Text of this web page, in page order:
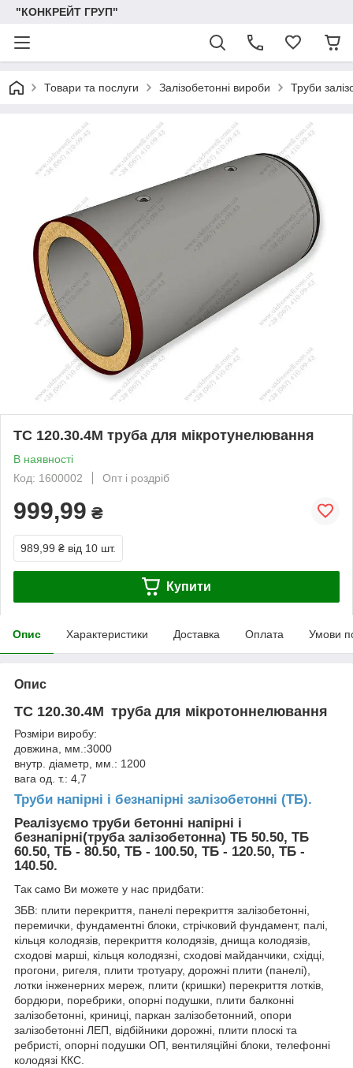
"КОНКРЕЙТ ГРУП"
Товари та послуги Залізобетонні вироби Труби
ТС 120.30.4М труба для мікротунелювання
В наявності
Код: 1600002
Опт і роздріб
999,99 ₴
989,99 ₴ від 10 шт.
Купити
Опис Характеристики Доставка Оплата Умови
Опис
ТС 120.30.4М труба для мікротоннелювання
Розміри виробу:
довжина, мм.:3000
внутр. діаметр, мм.: 1200
вага од. т.: 4,7
Труби напірні і безнапірні залізобетонні (ТБ).
Реалізуємо труби бетонні напірні і
безнапірні(труба залізобетонна) ТБ 50.50, ТБ
60.50, ТБ - 80.50, ТБ - 100.50, ТБ - 120.50, ТБ -
140.50.
Так само Ви можете у нас придбати:
ЗБВ: плити перекриття, панелі перекриття залізобетонні,
перемички, фундаментні блоки, стрічковий фундамент, палі,
кільця колодязів, перекриття колодязів, днища колодязів,
сходові марші, кільця колодязні, сходові майданчики, східці,
прогони, ригеля, плити тротуару, дорожні плити (панелі),
лотки інженерних мереж, плити (кришки) перекриття лотків,
бордюри, поребрики, опорні подушки, плити балконні
залізобетонні, криниці, паркан залізобетонний, опори
залізобетонні ЛЕП, відбійники дорожні, плити плоскі та
ребристі, опорні подушки ОП, вентиляційні блоки, телефонні
колодязі ККС.